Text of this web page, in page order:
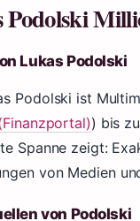
Lukas Podolski
Podolski ist
) bis
Spanne zeigt:
von Medien
von Podolski